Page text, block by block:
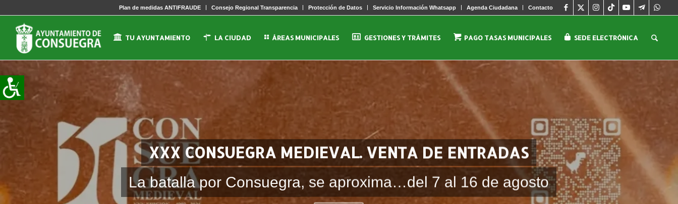
Plan de medidas ANTIFRAUDE Consejo Regional Transparencia Protección de Datos Servicio Información Whatsapp Agenda Ciudadana Contacto
TU AYUNTAMIENTO LA CIUDAD ÁREAS MUNICIPALES GESTIONES Y TRÁMITES PAGO TASAS MUNICIPALES SEDE ELECTRÓNICA
XXX CONSUEGRA MEDIEVAL. VENTA DE ENTRADAS
La batalla por Consuegra, se aproxima…del 7 al 16 de agosto